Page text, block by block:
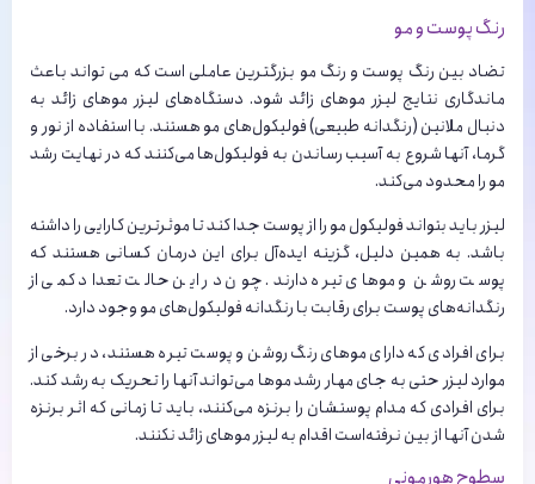
رنگ پوست و مو
تضاد بین رنگ پوست و رنگ مو بزرگترین عاملی است که می تواند باعث
ماندگاری نتایج لیزر موهای زائد شود. دستگاه‌های لیزر موهای زائد به
دنبال ملانین (رنگدانه طبیعی) فولیکول‌های مو هستند. با استفاده از نور و
گرما، آنها شروع به آسیب رساندن به فولیکول‌ها می‌کنند که در نهایت رشد
مو را محدود می‌کند.
لیزر باید بتواند فولیکول مو را از پوست جدا کند تا موثرترین کارایی را داشته
باشد. به همین دلیل، گزینه ایده‌آل برای این درمان کسانی هستند که
پوست روشن و موهای تیره دارند. چون در این حالت تعداد کمی از
رنگدانه‌های پوست برای رقابت با رنگدانه فولیکول‌های مو وجود دارد.
برای افرادی که دارای موهای رنگ روشن و پوست تیره هستند، در برخی از
موارد لیزر حتی به جای مهار رشد موها می‌تواند آنها را تحریک به رشد کند.
برای افرادی که مدام پوستشان را برنزه می‌کنند، باید تا زمانی که اثر برنزه
شدن آنها از بین نرفته‌است اقدام به لیزر موهای زائد نکنند.
سطوح هورمونی